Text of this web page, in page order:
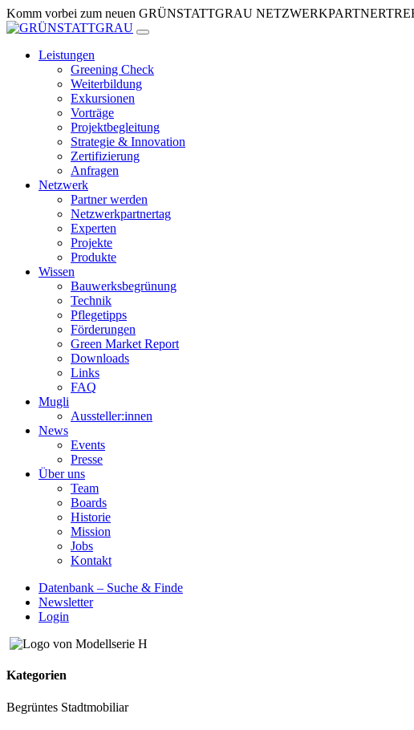
Zum
Inhalt
Komm vorbei zum neuen GRÜNSTATTGRAU
Leistungen
Greening Check
Weiterbildung
Exkursionen
Vorträge
Projektbegleitung
Strategie & Innovation
Zertifizierung
Anfragen
Netzwerk
Partner werden
Netzwerkpartnertag
Experten
Projekte
Produkte
Wissen
Bauwerksbegrünung
Technik
Pflegetipps
Förderungen
Green Market Report
Downloads
Links
FAQ
Mugli
Aussteller:innen
News
Events
Presse
Über uns
Team
Boards
Historie
Mission
Jobs
Kontakt
Datenbank – Suche & Finde
Newsletter
Login
Kategorien
Begrüntes Stadtmobiliar